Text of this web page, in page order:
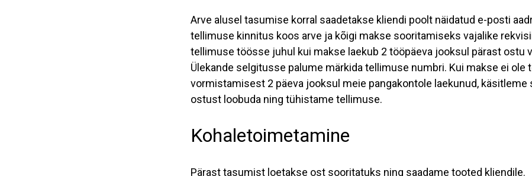
Arve alusel tasumise korral saadetakse kliendi poolt näidatud e-posti
tellimuse kinnitus koos arve ja kõigi makse sooritamiseks vajalike
tellimuse töösse juhul kui makse laekub 2 tööpäeva jooksul pärast ostu
Ülekande selgitusse palume märkida tellimuse numbri. Kui makse ei ole
vormistamisest 2 päeva jooksul meie pangakontole laekunud, käsitleme
ostust loobuda ning tühistame tellimuse.
Kohaletoimetamine
Pärast tasumist loetakse ost sooritatuks ning saadame tooted kliendile.